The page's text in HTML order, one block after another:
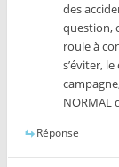
des
question,
roule à
s’éviter,
NORMAL
Réponse